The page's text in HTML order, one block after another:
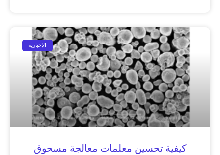
الإخبارية
كيفية تحسين معلمات معالجة مسحوق